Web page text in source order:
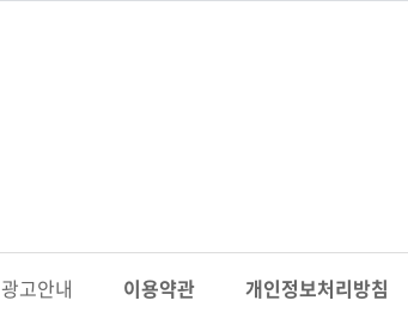
광고안내 이용약관 개인정보처리방침